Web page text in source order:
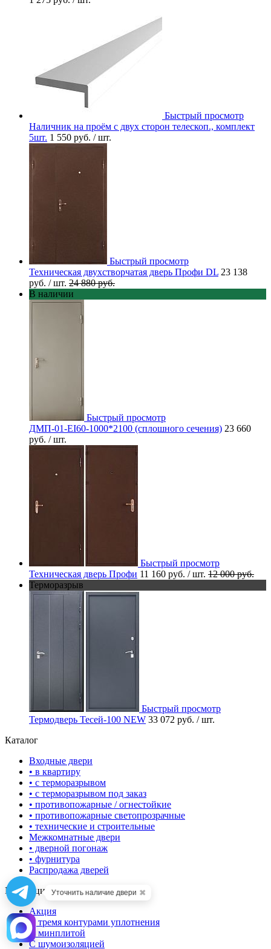
Быстрый просмотр
Наличник на проём с двух сторон телескоп., комплект
5шт. 1 550 руб. / шт.
Быстрый просмотр
Техническая двухстворчатая дверь Профи DL 23 138
руб. / шт. 24 880 руб.
В наличии
Быстрый просмотр
ДМП-01-EI60-1000*2100 (сплошного сечения) 23 660
руб. / шт.
Быстрый просмотр
Техническая дверь Профи 11 160 руб. / шт. 12 000 руб.
Терморазрыв
Быстрый просмотр
Термодверь Тесей-100 NEW 33 072 руб. / шт.
Каталог
Входные двери
• в квартиру
• с терморазрывом
• с терморазрывом под заказ
• противопожарные / огнестойкие
• противопожарные светопрозрачные
• технические и строительные
Межкомнатные двери
• дверной погонаж
• фурнитура
Распродажа дверей
Коллекции входных дверей
Акция
С тремя контурами уплотнения
С минплитой
С шумоизоляцией
Уточнить наличие двери ✖